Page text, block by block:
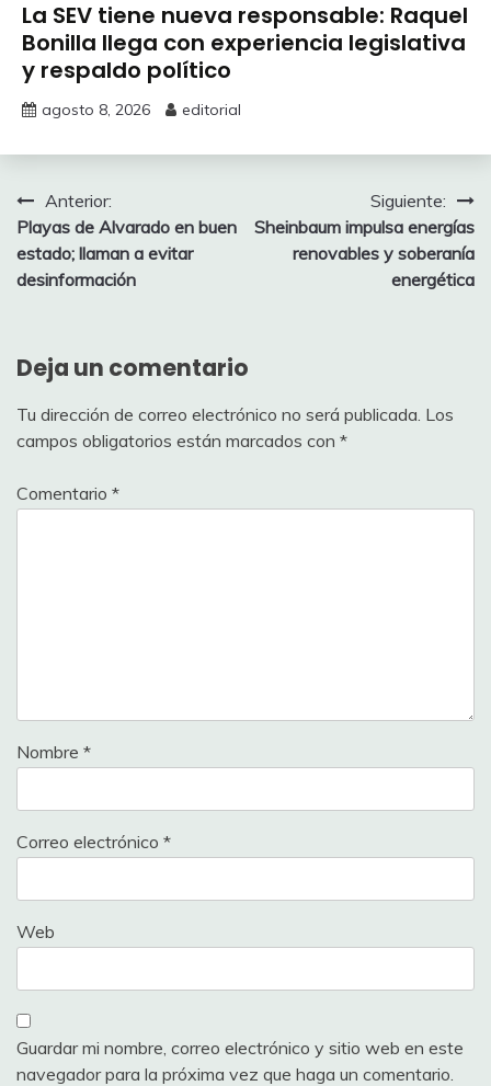
La SEV tiene nueva responsable: Raquel
Bonilla llega con experiencia legislativa
y respaldo político
agosto 8, 2026 editorial
Navegación
de
entradas
Anterior:
Playas de Alvarado en buen
estado; llaman a evitar
desinformación
Siguiente:
Sheinbaum impulsa energías
renovables y soberanía
energética
Deja un comentario
Tu dirección de correo electrónico no será publicada. Los
campos obligatorios están marcados con *
Comentario *
Nombre *
Correo electrónico *
Web
Guardar mi nombre, correo electrónico y sitio web en este
navegador para la próxima vez que haga un comentario.